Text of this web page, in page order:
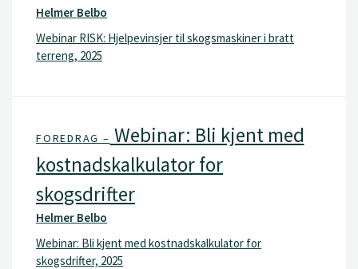
Helmer Belbo
Webinar RISK: Hjelpevinsjer til skogsmaskiner i bratt
terreng, 2025
FOREDRAG – Webinar: Bli kjent med
kostnadskalkulator for
skogsdrifter
Helmer Belbo
Webinar: Bli kjent med kostnadskalkulator for
skogsdrifter, 2025